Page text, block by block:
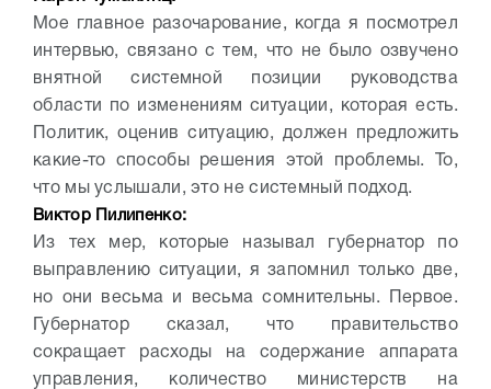
Мое главное разочарование, когда я посмотрел
интервью, связано с тем, что не было озвучено
внятной системной позиции руководства
области по изменениям ситуации, которая есть.
Политик, оценив ситуацию, должен предложить
какие-то способы решения этой проблемы. То,
что мы услышали, это не системный подход.
Виктор Пилипенко:
Из тех мер, которые называл губернатор по
выправлению ситуации, я запомнил только две,
но они весьма и весьма сомнительны. Первое.
Губернатор сказал, что правительство
сокращает расходы на содержание аппарата
управления, количество министерств на